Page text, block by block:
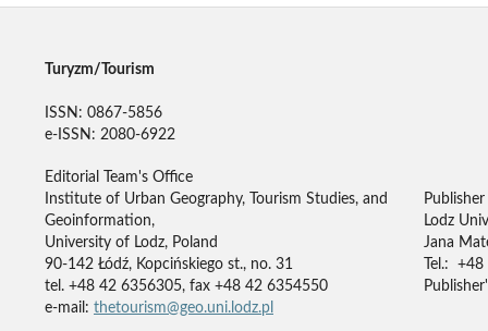
Turyzm/Tourism
ISSN: 0867-5856
e-ISSN: 2080-6922
Editorial Team's Office
Institute of Urban Geography, Tourism Studies, and
Geoinformation,
University of Lodz, Poland
90-142 Łódź, Kopcińskiego st., no. 31
tel. +48 42 6356305, fax +48 42 6354550
e-mail: thetourism@geo.uni.lodz.pl
Publisher
Lodz
Jana
Tel.: